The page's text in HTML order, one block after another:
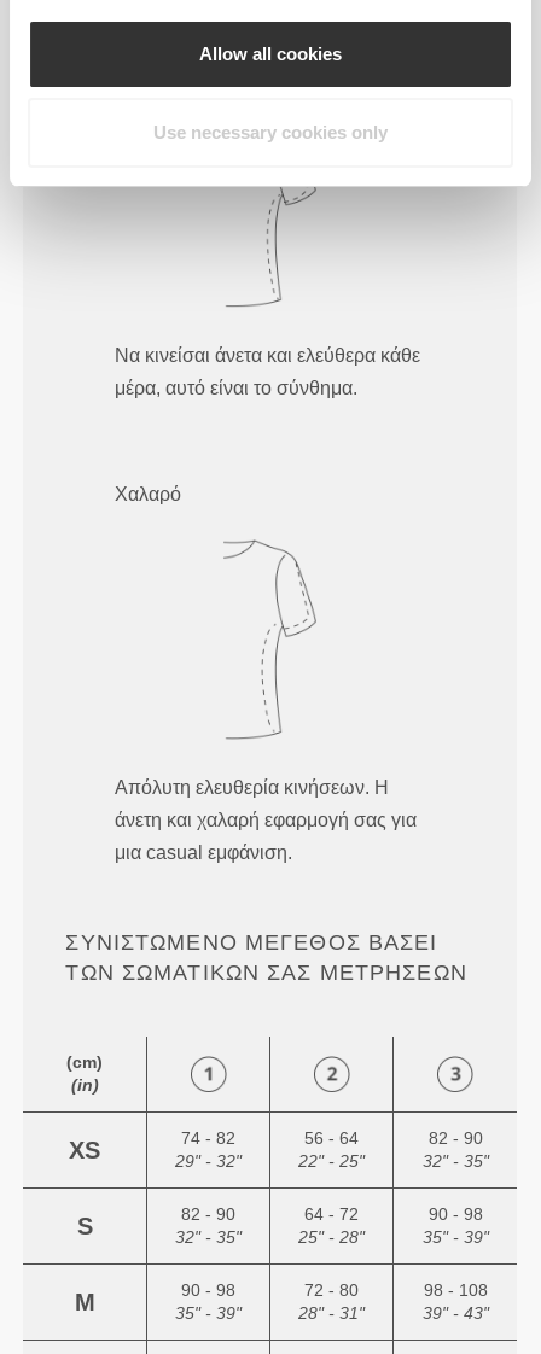
Allow all cookies
Use necessary cookies only
Να κινείσαι άνετα και ελεύθερα κάθε
μέρα, αυτό είναι το σύνθημα.
Χαλαρό
Απόλυτη ελευθερία κινήσεων. Η
άνετη και χαλαρή εφαρμογή σας για
μια casual εμφάνιση.
ΣΥΝΙΣΤΏΜΕΝΟ ΜΈΓΕΘΟΣ ΒΆΣΕΙ
ΤΩΝ ΣΩΜΑΤΙΚΏΝ ΣΑΣ ΜΕΤΡΉΣΕΩΝ
(cm)
(in)
XS
74 - 82
29" - 32"
56 - 64
22" - 25"
82 - 90
32" - 35"
S
82 - 90
32" - 35"
64 - 72
25" - 28"
90 - 98
35" - 39"
M
90 - 98
35" - 39"
72 - 80
28" - 31"
98 - 108
39" - 43"